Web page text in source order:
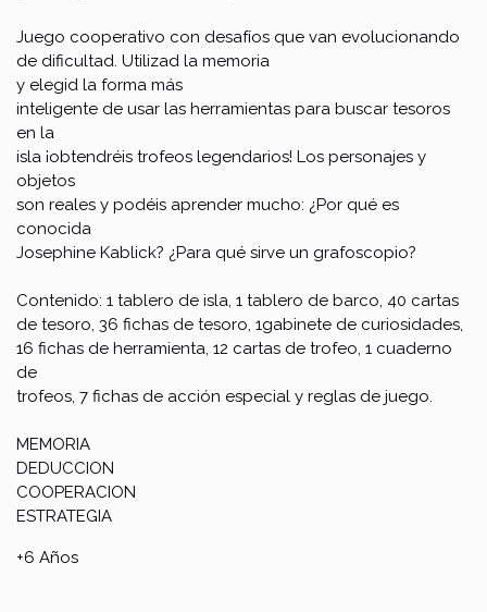
Juego cooperativo con desafíos que van evolucionando
de dificultad. Utilizad la memoria
y elegid la forma más
inteligente de usar las herramientas para buscar tesoros
en la
isla ¡obtendréis trofeos legendarios! Los personajes y
objetos
son reales y podéis aprender mucho: ¿Por qué es
conocida
Josephine Kablick? ¿Para qué sirve un grafoscopio?
Contenido: 1 tablero de isla, 1 tablero de barco, 40 cartas
de tesoro, 36 fichas de tesoro, 1gabinete de curiosidades,
16 fichas de herramienta, 12 cartas de trofeo, 1 cuaderno
de
trofeos, 7 fichas de acción especial y reglas de juego.
MEMORIA
DEDUCCION
COOPERACION
ESTRATEGIA
+6 Años